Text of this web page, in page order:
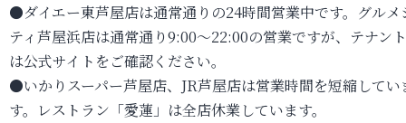
●ダイエー東芦屋店は通常通りの24時間営業中です。グルメ
ティ芦屋浜店は通常通り9:00～22:00の営業ですが、テナン
は公式サイトをご確認ください。
●いかりスーパー芦屋店、JR芦屋店は営業時間を短縮してい
す。レストラン「愛蓮」は全店休業しています。